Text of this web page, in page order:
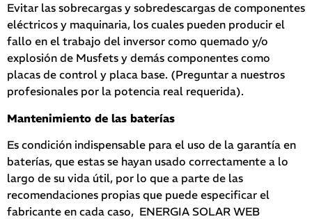
Evitar las sobrecargas y sobredescargas de componentes
eléctricos y maquinaria, los cuales pueden producir el
fallo en el trabajo del inversor como quemado y/o
explosión de Musfets y demás componentes como
placas de control y placa base. (Preguntar a nuestros
profesionales por la potencia real requerida).
Mantenimiento de las baterías
Es condición indispensable para el uso de la garantía en
baterías, que estas se hayan usado correctamente a lo
largo de su vida útil, por lo que a parte de las
recomendaciones propias que puede especificar el
fabricante en cada caso, ENERGIA SOLAR WEB